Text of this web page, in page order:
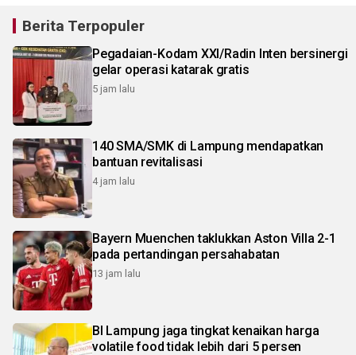
Berita Terpopuler
Pegadaian-Kodam XXI/Radin Inten bersinergi
gelar operasi katarak gratis
5 jam lalu
140 SMA/SMK di Lampung mendapatkan
bantuan revitalisasi
4 jam lalu
Bayern Muenchen taklukkan Aston Villa 2-1
pada pertandingan persahabatan
13 jam lalu
BI Lampung jaga tingkat kenaikan harga
volatile food tidak lebih dari 5 persen